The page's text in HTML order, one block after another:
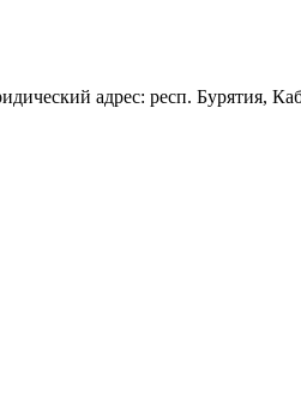
адрес: респ. Бурятия,